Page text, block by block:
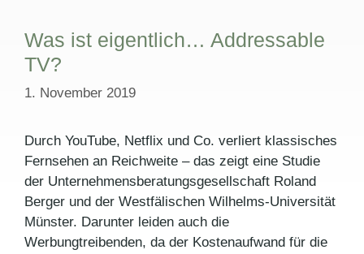
Was ist eigentlich… Addressable
TV?
1. November 2019
Durch YouTube, Netflix und Co. verliert klassisches
Fernsehen an Reichweite – das zeigt eine Studie
der Unternehmensberatungsgesellschaft Roland
Berger und der Westfälischen Wilhelms-Universität
Münster. Darunter leiden auch die
Werbungtreibenden, da der Kostenaufwand für die